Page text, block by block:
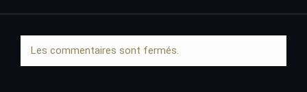
Les commentaires sont fermés.